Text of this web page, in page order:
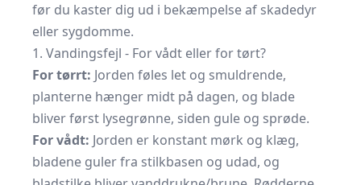
før du kaster dig ud i bekæmpelse af skadedyr
eller sygdomme.
1. Vandingsfejl - For vådt eller for tørt?
For tørrt: Jorden føles let og smuldrende,
planterne hænger midt på dagen, og blade
bliver først lysegrønne, siden gule og sprøde.
For vådt: Jorden er konstant mørk og klæg,
bladene guler fra stilkbasen og udad, og